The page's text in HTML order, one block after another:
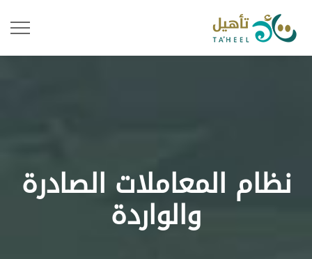
نظام المعاملات الصادرة
والواردة